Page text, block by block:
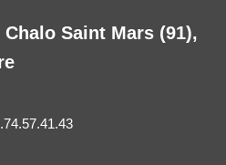
Saint Mars (91),